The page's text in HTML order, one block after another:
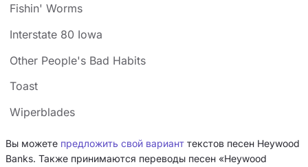
Fishin' Worms
Interstate 80 Iowa
Other People's Bad Habits
Toast
Wiperblades
Вы можете предложить свой вариант текстов песен Heywood
Banks. Также принимаются переводы песен «Heywood